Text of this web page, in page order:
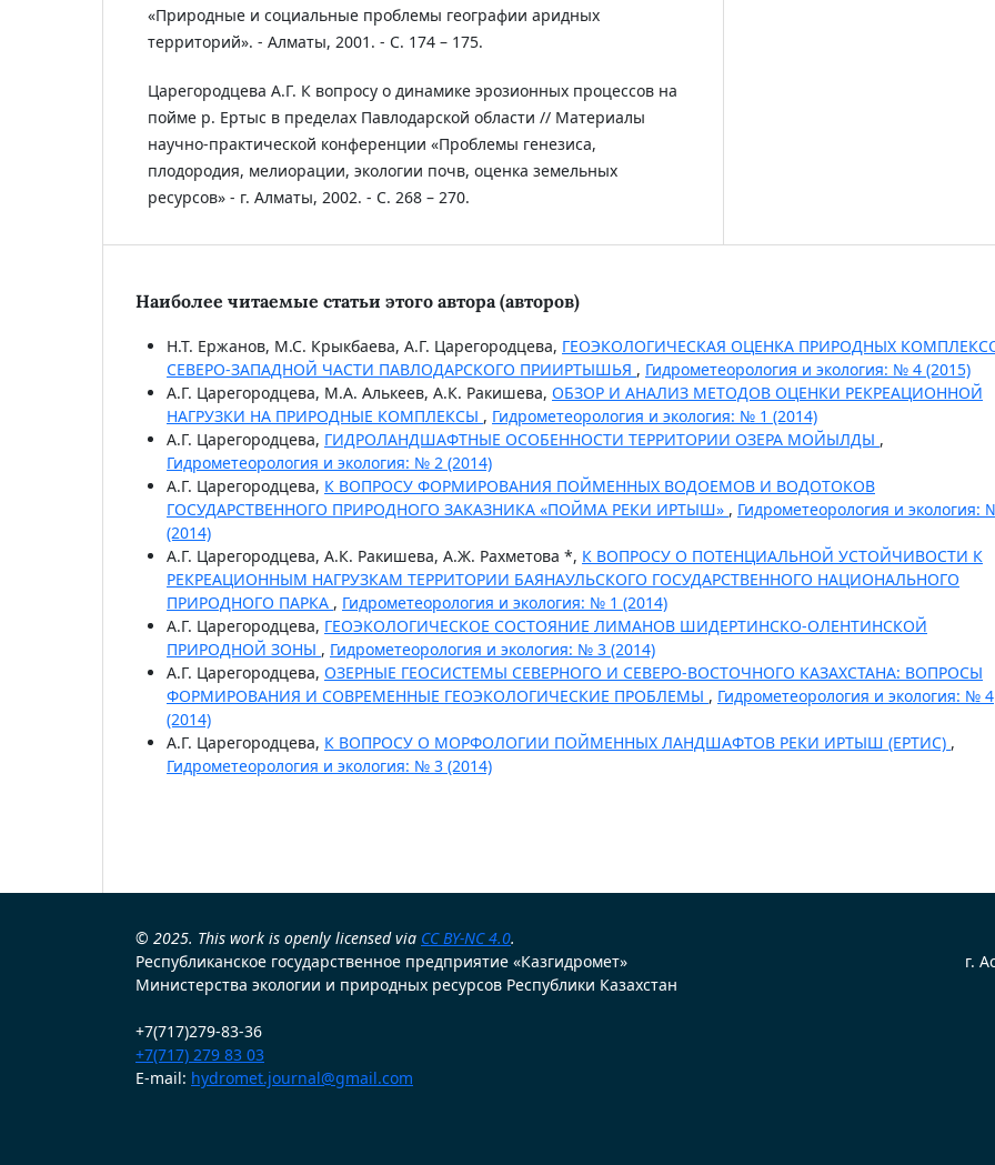
«Природные и социальные проблемы географии аридных
территорий». - Алматы, 2001. - С. 174 – 175.
Царегородцева А.Г. К вопросу о динамике эрозионных процессов на
пойме р. Ертыс в пределах Павлодарской области // Материалы
научно-практической конференции «Проблемы генезиса,
плодородия, мелиорации, экологии почв, оценка земельных
ресурсов» - г. Алматы, 2002. - С. 268 – 270.
Наиболее читаемые статьи этого автора (авторов)
Н.Т. Ержанов, М.С. Крыкбаева, А.Г. Царегородцева, ГЕОЭКОЛОГИЧЕСКАЯ ОЦЕНКА ПРИРОДНЫХ
СЕВЕРО-ЗАПАДНОЙ ЧАСТИ ПАВЛОДАРСКОГО ПРИИРТЫШЬЯ , Гидрометеорология и экология: № 4 (2015)
А.Г. Царегородцева, М.А. Алькеев, А.К. Ракишева, ОБЗОР И АНАЛИЗ МЕТОДОВ ОЦЕНКИ РЕКРЕАЦИОННОЙ
НАГРУЗКИ НА ПРИРОДНЫЕ КОМПЛЕКСЫ , Гидрометеорология и экология: № 1 (2014)
А.Г. Царегородцева, ГИДРОЛАНДШАФТНЫЕ ОСОБЕННОСТИ ТЕРРИТОРИИ ОЗЕРА МОЙЫЛДЫ ,
Гидрометеорология и экология: № 2 (2014)
А.Г. Царегородцева, К ВОПРОСУ ФОРМИРОВАНИЯ ПОЙМЕННЫХ ВОДОЕМОВ И ВОДОТОКОВ
ГОСУДАРСТВЕННОГО ПРИРОДНОГО ЗАКАЗНИКА «ПОЙМА РЕКИ ИРТЫШ» , Гидрометеорология и экология:
(2014)
А.Г. Царегородцева, А.К. Ракишева, А.Ж. Рахметова *, К ВОПРОСУ О ПОТЕНЦИАЛЬНОЙ УСТОЙЧИВОСТИ К
РЕКРЕАЦИОННЫМ НАГРУЗКАМ ТЕРРИТОРИИ БАЯНАУЛЬСКОГО ГОСУДАРСТВЕННОГО НАЦИОНАЛЬНОГО
ПРИРОДНОГО ПАРКА , Гидрометеорология и экология: № 1 (2014)
А.Г. Царегородцева, ГЕОЭКОЛОГИЧЕСКОЕ СОСТОЯНИЕ ЛИМАНОВ ШИДЕРТИНСКО-ОЛЕНТИНСКОЙ
ПРИРОДНОЙ ЗОНЫ , Гидрометеорология и экология: № 3 (2014)
А.Г. Царегородцева, ОЗЕРНЫЕ ГЕОСИСТЕМЫ СЕВЕРНОГО И СЕВЕРО-ВОСТОЧНОГО КАЗАХСТАНА: ВОПРОСЫ
ФОРМИРОВАНИЯ И СОВРЕМЕННЫЕ ГЕОЭКОЛОГИЧЕСКИЕ ПРОБЛЕМЫ , Гидрометеорология и экология: № 4
(2014)
А.Г. Царегородцева, К ВОПРОСУ О МОРФОЛОГИИ ПОЙМЕННЫХ ЛАНДШАФТОВ РЕКИ ИРТЫШ (ЕРТИС) ,
Гидрометеорология и экология: № 3 (2014)
© 2025. This work is openly licensed via CC BY-NC 4.0.
Республиканское государственное предприятие «Казгидромет»
Министерства экологии и природных ресурсов Республики Казахстан
г.
+7(717)279-83-36
+7(717) 279 83 03
E-mail: hydromet.journal@gmail.com